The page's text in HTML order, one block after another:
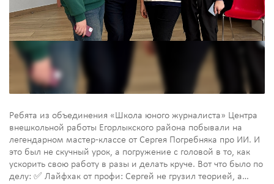
Ребята из объединения «Школа юного журналиста» Центра
внешкольной работы Егорлыкского района побывали на
легендарном мастер-классе от Сергея Погребняка про ИИ. И
это был не скучный урок, а погружение с головой в то, как
ускорить свою работу в разы и делать круче. Вот что было по
делу: ✅ Лайфхак от профи: Сергей не грузил теорией, а…